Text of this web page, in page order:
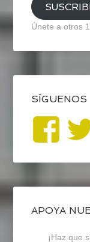
Únete a otros
SÍGUENOS
de
APOYA
¡Haz que